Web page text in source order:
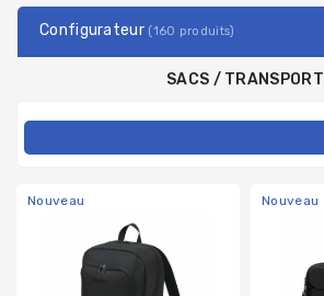
Configurateur (160 produits)
SACS / TRANSPORT
Nouveau Nouveau